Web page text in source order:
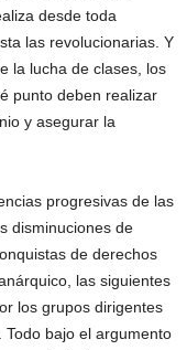
desde toda
las revolucionarias. Y
la lucha de clases, los
punto deben realizar
y asegurar la
progresivas de las
disminuciones de
de derechos
las siguientes
los grupos dirigentes
bajo el argumento